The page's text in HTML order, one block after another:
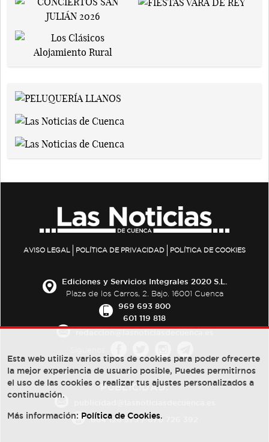
AVISO LEGAL POLÍTICA DE PRIVACIDAD POLÍTICA DE COOKIES
Ediciones y Servicios Integrales 2020 S.L.
Plaza de los Carros, 2. Bajo. 16001 Cuenca
969 693 800
601 119 818
PUBLICIDAD:
684 126 573/670 726 392
Esta web utiliza varios tipos de cookies para poder ofrecerte
la mejor experiencia de usuario posible, Puedes permitirnos
el uso de las cookies o realizar tus ajustes personalizados a
continuación.
Más información: Política de Cookies.